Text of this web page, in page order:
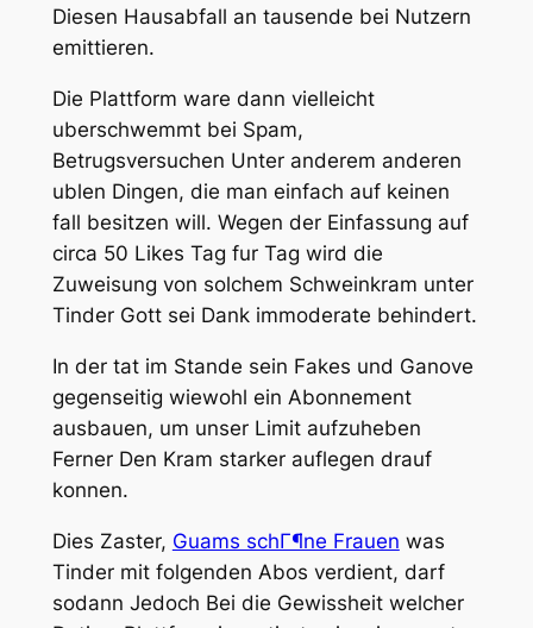
Diesen Hausabfall an tausende bei Nutzern
emittieren.
Die Plattform ware dann vielleicht
uberschwemmt bei Spam,
Betrugsversuchen Unter anderem anderen
ublen Dingen, die man einfach auf keinen
fall besitzen will. Wegen der Einfassung auf
circa 50 Likes Tag fur Tag wird die
Zuweisung von solchem Schweinkram unter
Tinder Gott sei Dank immoderate behindert.
In der tat im Stande sein Fakes und Ganove
gegenseitig wiewohl ein Abonnement
ausbauen, um unser Limit aufzuheben
Ferner Den Kram starker auflegen drauf
konnen.
Dies Zaster, Guams schГ¶ne Frauen was
Tinder mit folgenden Abos verdient, darf
sodann Jedoch Bei die Gewissheit welcher